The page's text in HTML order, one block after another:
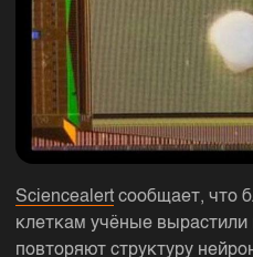
Sciencealert сообщает, что
клеткам учёные
повторяют структуру